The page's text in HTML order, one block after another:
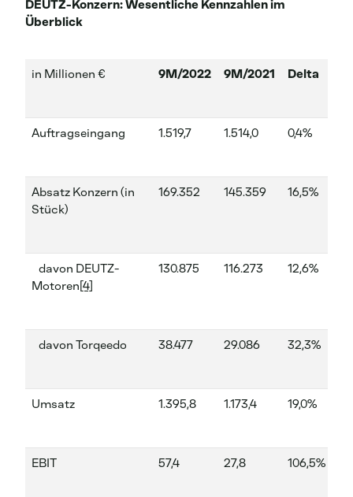
DEUTZ-Konzern: Wesentliche Kennzahlen im
Überblick
in Millionen € 9M/2022 9M/2021 Delta
Auftragseingang 1.519,7 1.514,0 0,4%
Absatz Konzern (in
Stück)
169.352 145.359 16,5%
davon DEUTZ-
Motoren[4]
130.875 116.273 12,6%
davon Torqeedo 38.477 29.086 32,3%
Umsatz 1.395,8 1.173,4 19,0%
EBIT 57,4 27,8 106,5%